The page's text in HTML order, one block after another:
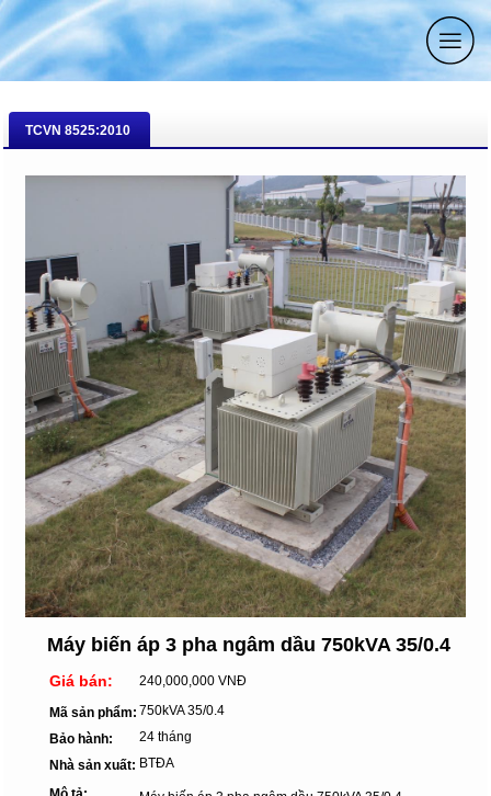
TCVN 8525:2010
Máy biến áp 3 pha ngâm dầu 750kVA 35/0.4
Giá bán: 240,000,000 VNĐ
Mã sản phẩm: 750kVA 35/0.4
Bảo hành:
24 tháng
Nhà sản xuất: BTĐA